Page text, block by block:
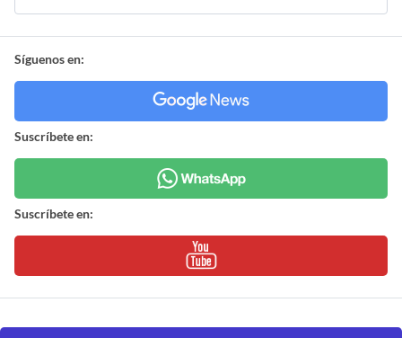
Síguenos en:
Suscríbete en:
Suscríbete en: